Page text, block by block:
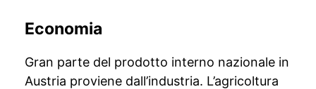
Economia
Gran parte del prodotto interno nazionale in
Austria proviene dall’industria. L’agricoltura